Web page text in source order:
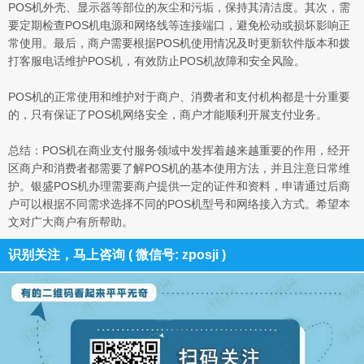
POS机外壳、显示器等部位的灰尘和污垢，保持其清洁度。其次，需
要定期检查POS机电源和网络线等连接端口，避免松动或损坏影响正
常使用。最后，商户需要根据POS机使用情况及时更新软件版本和拨
打客服电话维护POS机，有效防止POS机故障和安全风险。
POS机的正常使用和维护对于商户、消费者和支付机构都是十分重要
的，只有保证了POS机网络安全，商户才能顺利开展支付业务。
总结：POS机在商业支付服务领域中发挥着越来越重要的作用，经开
区商户和消费者都需要了解POS机的基本使用方法，并且注意日常维
护。银盛POS机办理需要商户提供一定的证件和资料，申请通过后商
户可以根据不同需求选择不同的POS机型号和网络接入方式。希望本
文对广大商户有所帮助。
识别关注，马上咨询 ( 微信号: zposji )